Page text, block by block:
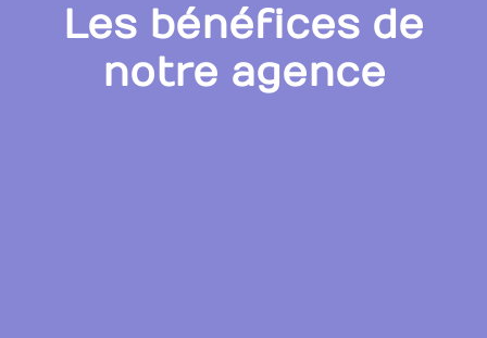
Les bénéfices de
notre agence